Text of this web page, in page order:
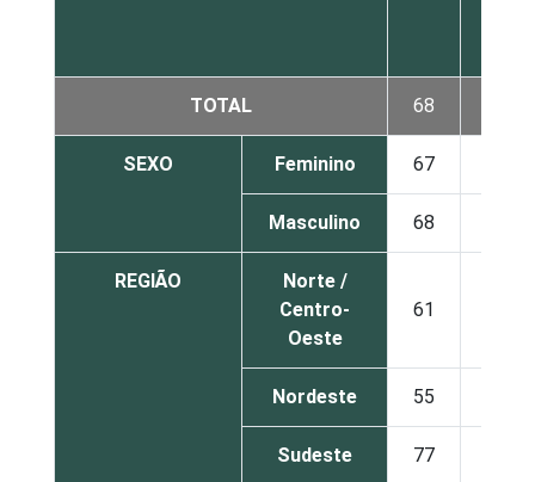
TOTAL 68
SEXO Feminino 67
Masculino 68
REGIÃO
Norte /
Centro-
Oeste
61
Nordeste 55
Sudeste 77